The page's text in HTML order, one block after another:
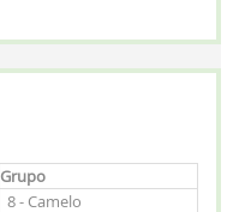
Grupo
8 - Camelo